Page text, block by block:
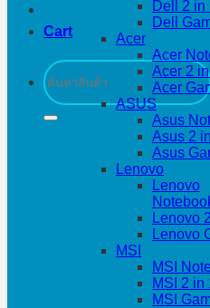
Cart
Search
for:
Dell 2 in
Dell
Acer
Acer
Acer 2
Acer
ASUS
Asus
Asus 2
Asus
Lenovo
Lenovo
Lenovo
Lenovo
MSI
MSI
MSI 2 in
MSI